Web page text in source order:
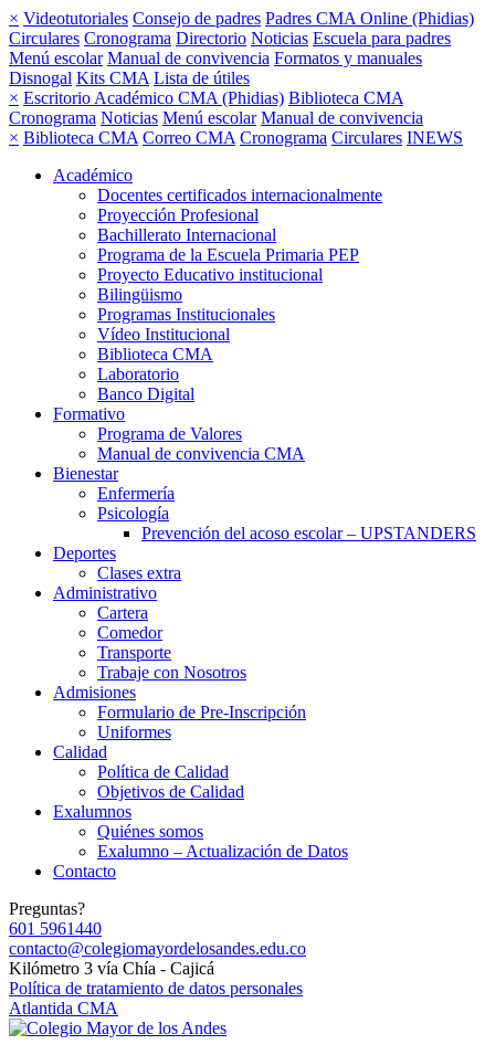
× Videotutoriales Consejo de padres Padres CMA Online (Phidias)
Circulares Cronograma Directorio Noticias Escuela para padres
Menú escolar Manual de convivencia Formatos y manuales
Disnogal Kits CMA Lista de útiles
× Escritorio Académico CMA (Phidias) Biblioteca CMA
Cronograma Noticias Menú escolar Manual de convivencia
× Biblioteca CMA Correo CMA Cronograma Circulares INEWS
Académico
Docentes certificados internacionalmente
Proyección Profesional
Bachillerato Internacional
Programa de la Escuela Primaria PEP
Proyecto Educativo institucional
Bilingüismo
Programas Institucionales
Vídeo Institucional
Biblioteca CMA
Laboratorio
Banco Digital
Formativo
Programa de Valores
Manual de convivencia CMA
Bienestar
Enfermería
Psicología
Prevención del acoso escolar – UPSTANDERS
Deportes
Clases extra
Administrativo
Cartera
Comedor
Transporte
Trabaje con Nosotros
Admisiones
Formulario de Pre-Inscripción
Uniformes
Calidad
Política de Calidad
Objetivos de Calidad
Exalumnos
Quiénes somos
Exalumno – Actualización de Datos
Contacto
Preguntas?
601 5961440
contacto@colegiomayordelosandes.edu.co
Kilómetro 3 vía Chía - Cajicá
Política de tratamiento de datos personales
Atlantida CMA